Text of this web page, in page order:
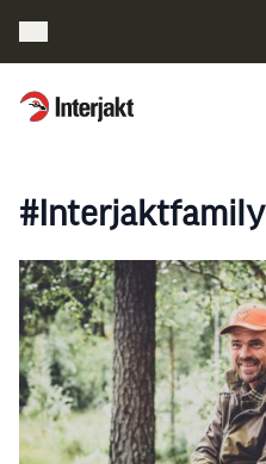
Interjakt SE
#Interjaktfamily